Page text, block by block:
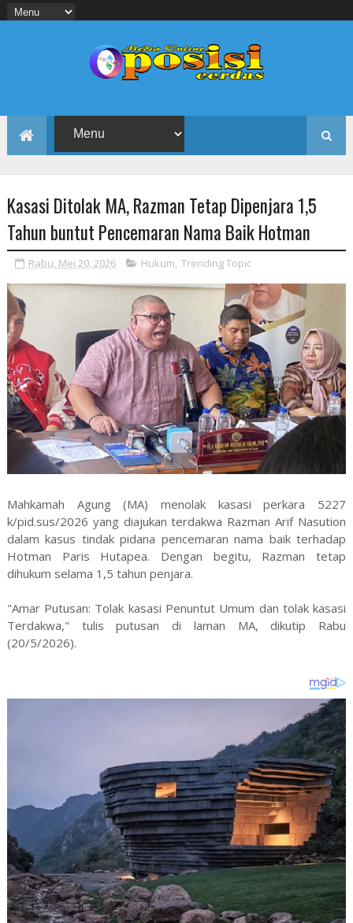
Kasasi Ditolak MA, Razman Tetap Dipenjara 1,5
Tahun buntut Pencemaran Nama Baik Hotman
Rabu, Mei 20, 2026 Hukum, Trending Topic
Mahkamah Agung (MA) menolak kasasi perkara 5227
k/pid.sus/2026 yang diajukan terdakwa Razman Arif Nasution
dalam kasus tindak pidana pencemaran nama baik terhadap
Hotman Paris Hutapea. Dengan begitu, Razman tetap
dihukum selama 1,5 tahun penjara.
"Amar Putusan: Tolak kasasi Penuntut Umum dan tolak kasasi
Terdakwa," tulis putusan di laman MA, dikutip Rabu
(20/5/2026).